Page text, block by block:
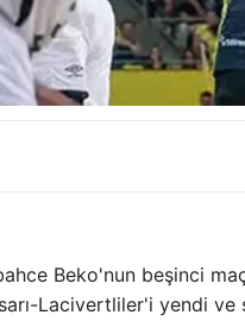
Beko'nun beşinci
Lacivertliler'i yendi ve